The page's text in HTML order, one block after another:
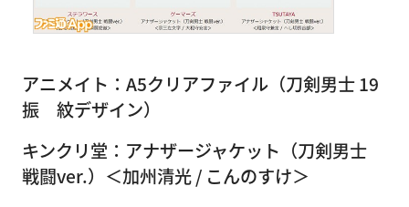
アニメイト：A5クリアファイル（刀剣男士 19
振 紋デザイン）
キンクリ堂：アナザージャケット（刀剣男士
戦闘ver.）＜加州清光 / こんのすけ＞